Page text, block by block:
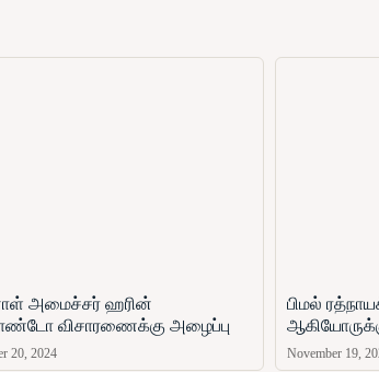
அமைச்சர் ஹரின்
விசாரணைக்கு அழைப்பு
20, 2024
பிமல்
November 19,